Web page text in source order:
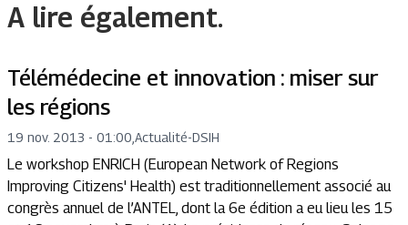
A lire également.
Télémédecine et innovation : miser sur
les régions
19 nov. 2013 - 01:00 Actualité-DSIH
Le workshop ENRICH (European Network of Regions
Improving Citizens' Health) est traditionnellement associé au
congrès annuel de l’ANTEL, dont la 6e édition a eu lieu les 15